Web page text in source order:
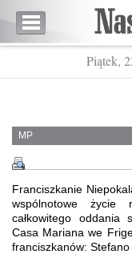
Piątek,
MP
Franciszkanie
wspólnotowe życie
całkowitego oddania
Casa Mariana we
franciszkanów: